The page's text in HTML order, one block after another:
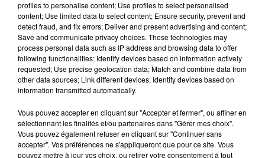
profiles to personalise content; Use profiles to select personalised
content; Use limited data to select content; Ensure security, prevent and
detect fraud, and fix errors; Deliver and present advertising and content;
Save and communicate privacy choices. These technologies may
process personal data such as IP address and browsing data to offer
following functionalities: Identify devices based on information actively
requested; Use precise geolocation data; Match and combine data from
other data sources; Link different devices; Identify devices based on
information transmitted automatically.
Vous pouvez accepter en cliquant sur "Accepter et fermer", ou affiner en
sélectionnant les finalités et/ou partenaires dans "Gérer mes choix".
Vous pouvez également refuser en cliquant sur "Continuer sans
accepter". Vos préférences ne s'appliqueront que pour ce site. Vous
pouvez mettre à jour vos choix, ou retirer votre consentement à tout